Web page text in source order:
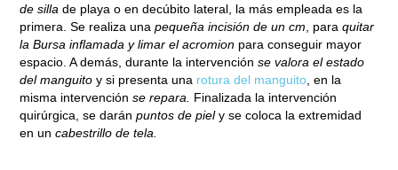
de silla de playa o en decúbito lateral, la más empleada es la
primera. Se realiza unapequeña incisión de un cm , paraquitar
la Bursa inflamada y limar el acromion para conseguir mayor
espacio. A demás, durante la intervenciónse valora el estado
del manguito y si presenta una rotura del manguito , en la
misma intervenciónse repara.
Finalizada la intervención
quirúrgica, se daránpuntos de piely se coloca la extremidad
en uncabestrillo de tela.